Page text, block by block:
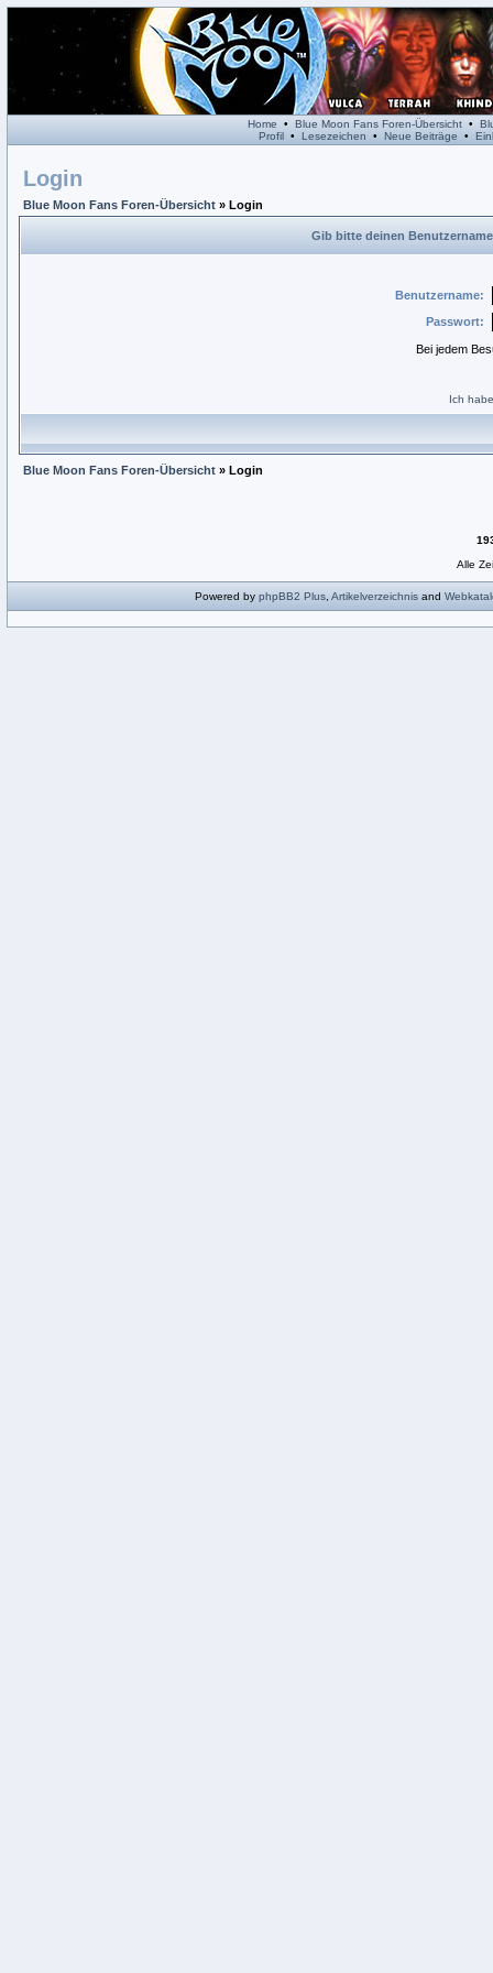
Home • Blue Moon Fans Foren-Übersicht•
Profil• Lesezeichen • Neue Beiträge •
Login
Blue Moon Fans Foren-Übersicht » Login
Gib bitte deinen
Benutzername:
Passwort:
Bei jedem
Ich
Blue Moon Fans Foren-Übersicht » Login
Alle
Powered by phpBB2 Plus Artikelverzeichnis and